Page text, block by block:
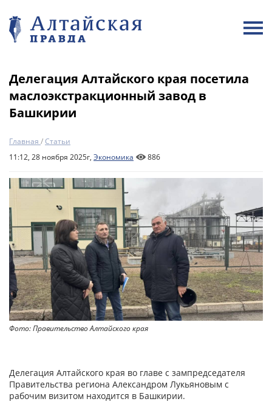
Делегация Алтайского края посетила
маслоэкстракционный завод в
Башкирии
Главная /Статьи
11:12, 28 ноября 2025г, Экономика 886
Фото: Правительство Алтайского края
Делегация Алтайского края во главе с зампредседателя
Правительства региона Александром Лукьяновым с
рабочим визитом находится в Башкирии.